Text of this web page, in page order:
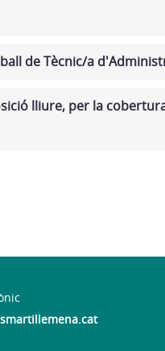
de Tècnic/a
lliure, per la